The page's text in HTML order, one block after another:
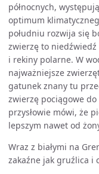
północnych,
optimum
południu rozwija się
zwierzę to
i rekiny polarne. W
najważniejsze
gatunek znany tu
zwierzę pociągowe
przysłowie mówi, że
lepszym nawet od
Wraz z białymi na
zakaźne jak gruźlica i